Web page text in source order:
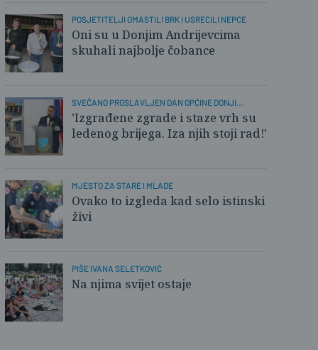
POSJETITELJI OMASTILI BRK I USREĆILI NEPCE
Oni su u Donjim Andrijevcima
skuhali najbolje čobance
SVEČANO PROSLAVLJEN DAN OPĆINE DONJI
ANDRIJEVCI
'Izgrađene zgrade i staze vrh su
ledenog brijega. Iza njih stoji rad!'
MJESTO ZA STARE I MLADE
Ovako to izgleda kad selo istinski
živi
PIŠE IVANA SELETKOVIĆ
Na njima svijet ostaje